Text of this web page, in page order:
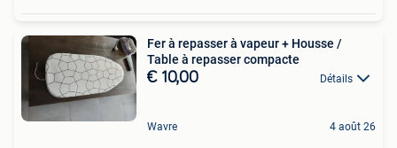
Fer à repasser à vapeur + Housse /
Table à repasser compacte
€ 10,00 Détails
Wavre 4 août 26